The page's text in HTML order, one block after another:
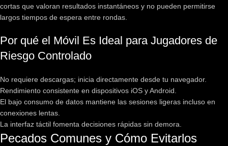
cortas que valoran resultados instantáneos y no pueden permitirse
largos tiempos de espera entre rondas.
Por qué el Móvil Es Ideal para Jugadores de
Riesgo Controlado
No requiere descargas; inicia directamente desde tu navegador.
Rendimiento consistente en dispositivos iOS y Android.
El bajo consumo de datos mantiene las sesiones ligeras incluso en
conexiones lentas.
La interfaz táctil fomenta decisiones rápidas sin demora.
Pecados Comunes y Cómo Evitarlos